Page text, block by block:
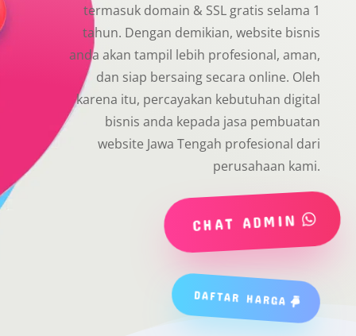
termasuk domain & SSL gratis selama 1
tahun. Dengan demikian, website bisnis
anda akan tampil lebih profesional, aman,
dan siap bersaing secara online. Oleh
karena itu, percayakan kebutuhan digital
bisnis anda kepada jasa pembuatan
website Jawa Tengah profesional dari
perusahaan kami.
CHAT ADMIN
DAFTAR HARGA